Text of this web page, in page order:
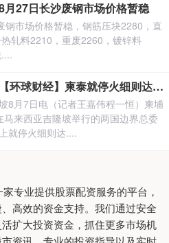
月27日长沙废钢市场价格暂稳
钢市场价格暂稳，钢筋压块2280，直
轧料2210，重废2260，镀锌料
锦牛网配资 【环球财经】柬泰就停火细则达成共识 承诺不再向边境增兵
8月7日电（记者王嘉伟程一恒）柬埔
马来西亚吉隆坡举行的两国边界总委
就停火细则达....
专业提供股票配资服务的平台，
高效的资金支持。我们通过安全
扩大投资资金，抓住更多市场机